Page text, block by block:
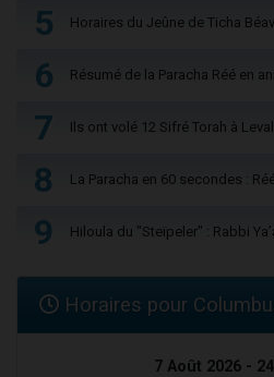
5 Horaires du Jeûne de Ticha Béav
6 Résumé de la Paracha Réé en
7 Ils ont volé 12 Sifré Torah à
8 La Paracha en 60 secondes :
9 Hiloula du "Steïpeler" : Rabbi
Horaires pour
7 Août 2026 -